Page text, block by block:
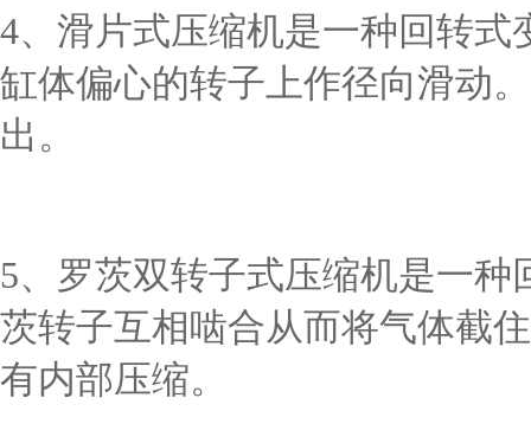
4、滑片式压缩机是一种回转
缸体偏心的转子上作径向滑动
出。
5、罗茨双转子式压缩机是一
茨转子互相啮合从而将气体截
有内部压缩。